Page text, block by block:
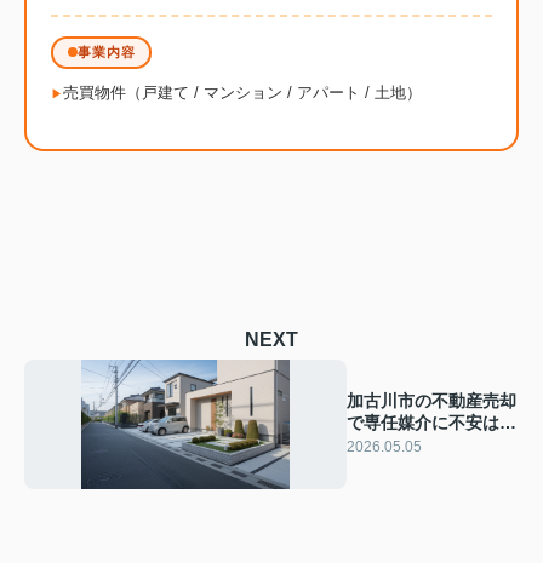
事業内容
売買物件（戸建て / マンション / アパート / 土地）
NEXT
加古川市の不動産売却
で専任媒介に不安は？
一般媒介へ変更する前
2026.05.05